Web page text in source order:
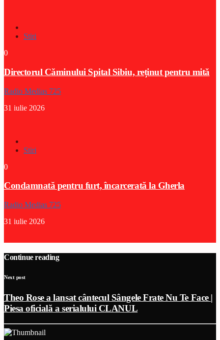
Stiri
0
Directorul Căminului Spital Sibiu, reținut pentru mită
Radio Medias 725
31 iulie 2026
Stiri
0
Condamnată pentru furt, încarcerată la Gherla
Radio Medias 725
31 iulie 2026
Continue reading
Next post
Theo Rose a lansat cântecul Sângele Frate Nu Te Face |
Piesa oficială a serialului CLANUL